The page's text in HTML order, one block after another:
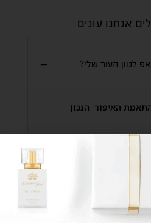
אנחנו עונים
לגוון העור שלי?
האיפור הנכון
לווטסאפ של המאפרות
לך, לפי תמונה או לפי
עד עתה, ובנוסף תקבלי
נכון.
את גוון המייקאפ שבו את